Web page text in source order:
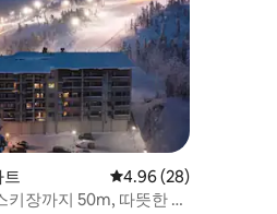
평점 4.96점(5점 만점),
4.96 (28)
키장까지 50m, 따뜻한 스